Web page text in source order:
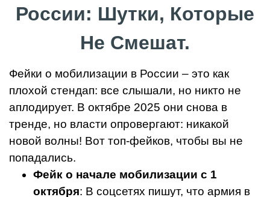
России: Шутки, Которые
Не Смешат.
Фейки о мобилизации в России – это как
плохой стендап: все слышали, но никто не
аплодирует. В октябре 2025 они снова в
тренде, но власти опровергают: никакой
новой волны! Вот топ-фейков, чтобы вы не
попадались.
Фейк о начале мобилизации с 1
октября: В соцсетях пишут, что армия в